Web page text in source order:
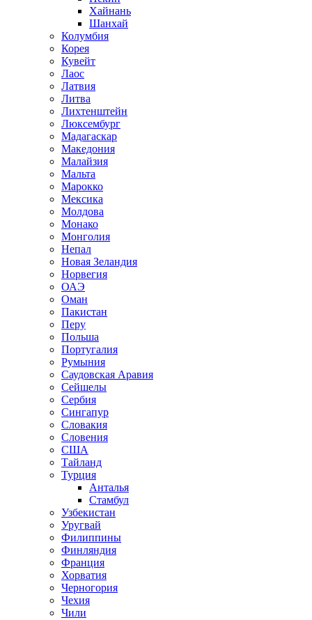
Хайнань
Шанхай
Колумбия
Корея
Кувейт
Лаос
Латвия
Литва
Лихтенштейн
Люксембург
Мадагаскар
Македония
Малайзия
Мальта
Марокко
Мексика
Молдова
Монако
Монголия
Непал
Новая Зеландия
Норвегия
ОАЭ
Оман
Пакистан
Перу
Польша
Португалия
Румыния
Саудовская Аравия
Сейшелы
Сербия
Сингапур
Словакия
Словения
США
Тайланд
Турция
Анталья
Стамбул
Узбекистан
Уругвай
Филиппины
Финляндия
Франция
Хорватия
Черногория
Чехия
Чили